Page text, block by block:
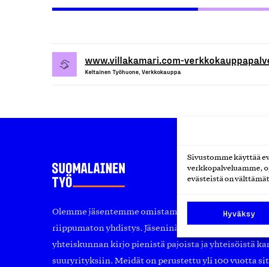
Sivustomme käyttää
verkkopalveluamme,
evästeistä on
Hyväksy
www.villakamari.com-
Keltainen Työhuone, Verkkokauppa
Olemme jäsentemme omistama puolueeton,
riippumaton yhdistys. Jäseninämme on koko
yhteiskunnan kirjo pienistä pajoista ja yhteisöistä
suuryrityksiin. Meidät on perustettu yli 100 vuotta